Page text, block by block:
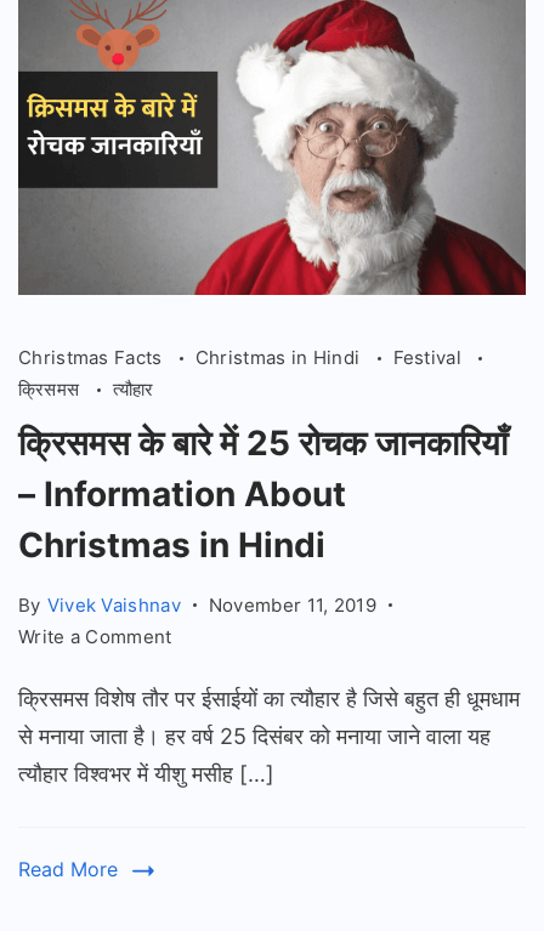
Christmas Facts Christmas in Hindi
Festival
क्रिसमस
त्यौहार
क्रिसमस के बारे में 25 रोचक जानकारियाँ
– Information About
Christmas in Hindi
By Vivek Vaishnav
November 11, 2019
Write a Commenton
के
बारे
25
क्रिसमस विशेष तौर पर ईसाईयों का त्यौहार है जिसे बहुत ही धूमधाम
से मनाया जाता है। हर वर्ष 25 दिसंबर को मनाया जाने वाला यह
त्यौहार विश्वभर में यीशु मसीह […]
Read More